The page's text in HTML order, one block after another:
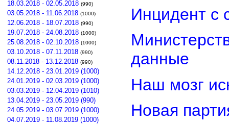
18.03.2018 - 02.05.2018 (990)
03.05.2018 - 11.06.2018 (1000)
12.06.2018 - 18.07.2018 (990)
19.07.2018 - 24.08.2018 (1000)
25.08.2018 - 02.10.2018 (1000)
03.10.2018 - 07.11.2018 (990)
08.11.2018 - 13.12.2018 (990)
14.12.2018 - 23.01.2019 (1000)
24.01.2019 - 02.03.2019 (1000)
03.03.2019 - 12.04.2019 (1010)
13.04.2019 - 23.05.2019 (990)
24.05.2019 - 03.07.2019 (1000)
04.07.2019 - 11.08.2019 (1000)
Инцидент с
данные
Наш мозг
Новая